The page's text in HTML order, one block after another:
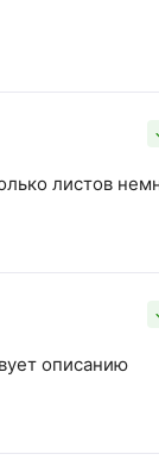
листов
описанию